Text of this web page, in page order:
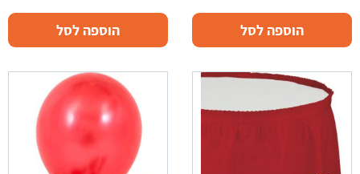
הוספה לסל הוספה לסל